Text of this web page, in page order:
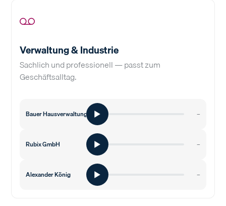
Verwaltung & Industrie
Sachlich und professionell — passt zum
Geschäftsalltag.
Bauer Hausverwaltung –
Rubix GmbH –
Alexander König –